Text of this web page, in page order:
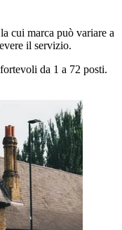
cui marca può variare a
il servizio.
da 1 a 72 posti.